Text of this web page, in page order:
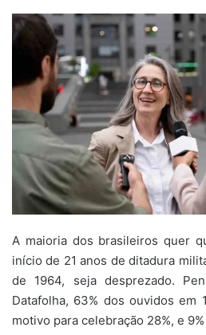
A maioria dos brasileiros quer
início de 21 anos de ditadura
de 1964, seja desprezado.
Datafolha, 63% dos ouvidos em
motivo para celebração 28%, e